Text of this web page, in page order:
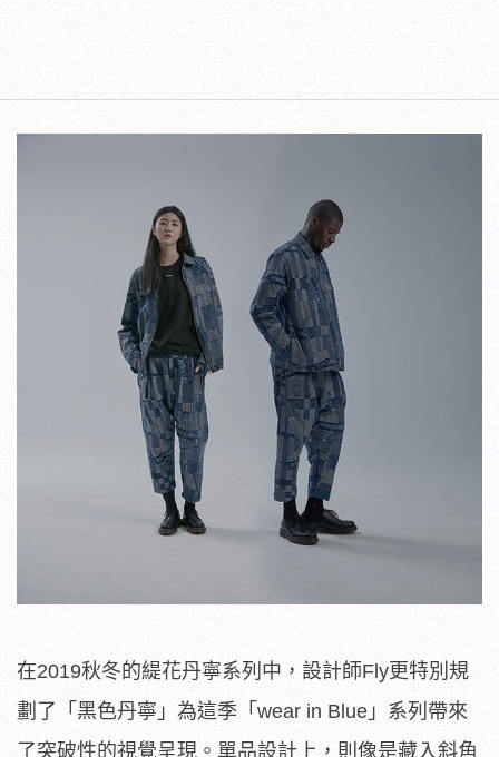
在2019秋冬的緹花丹寧系列中，設計師Fly更特別規
劃了「黑色丹寧」為這季「wear in Blue」系列帶來
了突破性的視覺呈現。單品設計上，則像是藏入斜角